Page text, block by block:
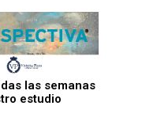
las semanas
estudio